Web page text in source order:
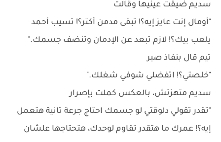
سديم ضيقت عينيها وقالت
"أومال إنت عايز إيه؟! تبقى مدمن أكتر؟! تسيب أحمد
يلعب بيك؟! لازم تبعد عن الإدمان وتنضف جسمك."
تيم قال بنفاذ صبر
"خلصتي؟! اتفضلي شوفي شغلك."
سديم متهزتش، بالعكس كملت بإصرار
"تقدر تقولي دلوقتي لو جسمك احتاج جرعة تانية هتعمل
إيه؟! عمرك ما هتقدر تقاوم لوحدك، هتحتاجها علشان